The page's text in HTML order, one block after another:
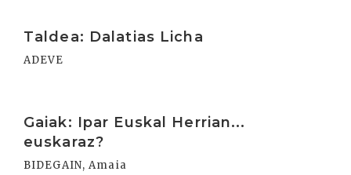
Taldea: Dalatias Licha
ADEVE
Gaiak: Ipar Euskal Herrian...
euskaraz?
BIDEGAIN, Amaia